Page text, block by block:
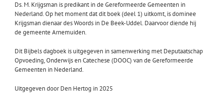
Ds. M. Krijgsman is predikant in de Gereformeerde Gemeenten in
Nederland. Op het moment dat dit boek (deel 1) uitkomt, is dominee
Krijgsman dienaar des Woords in De Beek-Uddel. Daarvoor diende hij
de gemeente Arnemuiden.
Dit Bijbels dagboek is uitgegeven in samenwerking met Deputaatschap
Opvoeding, Onderwijs en Catechese (DOOC) van de Gereformeerde
Gemeenten in Nederland.
Uitgegeven door Den Hertog in 2025